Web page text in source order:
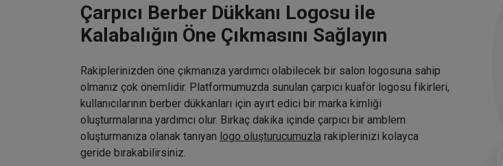
Çarpıcı Berber Dükkanı Logosu ile
Kalabalığın Öne Çıkmasını Sağlayın
Rakiplerinizden öne çıkmanıza yardımcı olabilecek bir salon logosuna sahip
olmanız çok önemlidir. Platformumuzda sunulan çarpıcı kuaför logosu fikirleri,
kullanıcılarının berber dükkanları için ayırt edici bir marka kimliği
oluşturmalarına yardımcı olur. Birkaç dakika içinde çarpıcı bir amblem
oluşturmanıza olanak tanıyan logo oluşturucumuzla rakiplerinizi kolayca
geride bırakabilirsiniz.